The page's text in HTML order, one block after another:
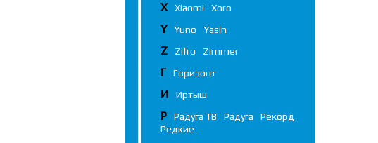
X Xiaomi Xoro
Y Yuno Yasin
Z Zifro Zimmer
Г Горизонт
И Иртыш
Р Радуга ТВ Радуга
Рекорд
Редкие